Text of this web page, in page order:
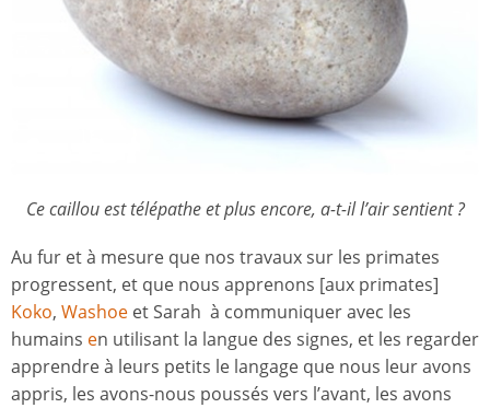
Ce caillou est télépathe et plus encore, a-t-il l’air sentient ?
Au fur et à mesure que nos travaux sur les primates
progressent, et que nous apprenons [aux primates]
Koko, Washoe et Sarah à communiquer avec les
humains en utilisant la langue des signes, et les regarder
apprendre à leurs petits le langage que nous leur avons
appris, les avons-nous poussés vers l’avant, les avons